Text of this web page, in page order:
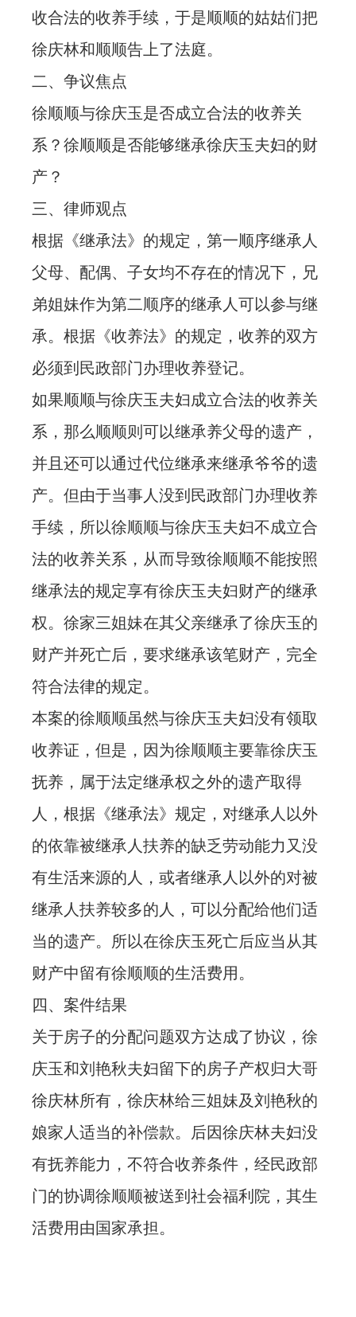
收合法的收养手续，于是顺顺的姑姑们把
徐庆林和顺顺告上了法庭。
二、争议焦点
徐顺顺与徐庆玉是否成立合法的收养关
系？徐顺顺是否能够继承徐庆玉夫妇的财
产？
三、律师观点
根据《继承法》的规定，第一顺序继承人
父母、配偶、子女均不存在的情况下，兄
弟姐妹作为第二顺序的继承人可以参与继
承。根据《收养法》的规定，收养的双方
必须到民政部门办理收养登记。
如果顺顺与徐庆玉夫妇成立合法的收养关
系，那么顺顺则可以继承养父母的遗产，
并且还可以通过代位继承来继承爷爷的遗
产。但由于当事人没到民政部门办理收养
手续，所以徐顺顺与徐庆玉夫妇不成立合
法的收养关系，从而导致徐顺顺不能按照
继承法的规定享有徐庆玉夫妇财产的继承
权。徐家三姐妹在其父亲继承了徐庆玉的
财产并死亡后，要求继承该笔财产，完全
符合法律的规定。
本案的徐顺顺虽然与徐庆玉夫妇没有领取
收养证，但是，因为徐顺顺主要靠徐庆玉
抚养，属于法定继承权之外的遗产取得
人，根据《继承法》规定，对继承人以外
的依靠被继承人扶养的缺乏劳动能力又没
有生活来源的人，或者继承人以外的对被
继承人扶养较多的人，可以分配给他们适
当的遗产。所以在徐庆玉死亡后应当从其
财产中留有徐顺顺的生活费用。
四、案件结果
关于房子的分配问题双方达成了协议，徐
庆玉和刘艳秋夫妇留下的房子产权归大哥
徐庆林所有，徐庆林给三姐妹及刘艳秋的
娘家人适当的补偿款。后因徐庆林夫妇没
有抚养能力，不符合收养条件，经民政部
门的协调徐顺顺被送到社会福利院，其生
活费用由国家承担。